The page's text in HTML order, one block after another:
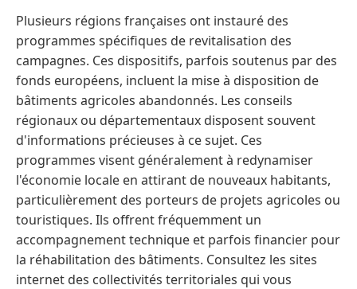
Plusieurs régions françaises ont instauré des
programmes spécifiques de revitalisation des
campagnes. Ces dispositifs, parfois soutenus par des
fonds européens, incluent la mise à disposition de
bâtiments agricoles abandonnés. Les conseils
régionaux ou départementaux disposent souvent
d'informations précieuses à ce sujet. Ces
programmes visent généralement à redynamiser
l'économie locale en attirant de nouveaux habitants,
particulièrement des porteurs de projets agricoles ou
touristiques. Ils offrent fréquemment un
accompagnement technique et parfois financier pour
la réhabilitation des bâtiments. Consultez les sites
internet des collectivités territoriales qui vous